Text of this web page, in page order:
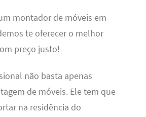
montador de móveis em
te oferecer o melhor
preço justo!
não basta apenas
de móveis. Ele tem que
na residência do